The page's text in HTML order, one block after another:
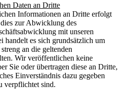
Daten an Dritte
Informationen an Dritte erfolgt
zur Abwicklung des
mit unseren
handelt es sich grundsätzlich um
an die geltenden
Wir veröffentlichen keine
Sie oder übertragen diese an Dritte,
Einverständnis dazu gegeben
verpflichtet sind.